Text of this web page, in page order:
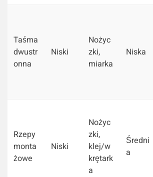
Taśma
dwustr
onna
Niski
Nożyc
zki,
miarka
Niska
Rzepy
monta
żowe
Niski
Nożyc
zki,
klej/w
krętark
a
Średni
a